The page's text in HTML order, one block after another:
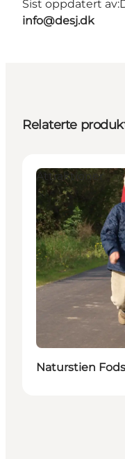
Sist oppdatert av:
info@desj.dk
Relaterte
Attraktioner
Naturstien